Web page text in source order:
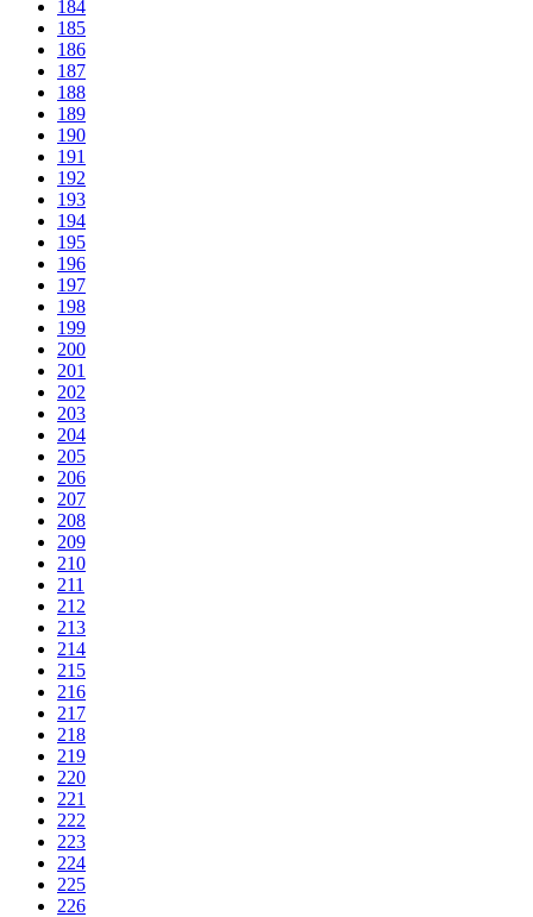
184
185
186
187
188
189
190
191
192
193
194
195
196
197
198
199
200
201
202
203
204
205
206
207
208
209
210
211
212
213
214
215
216
217
218
219
220
221
222
223
224
225
226